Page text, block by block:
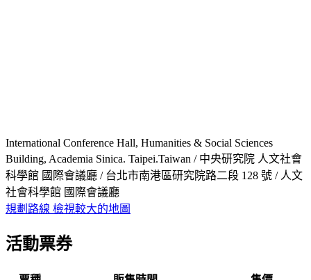
International Conference Hall, Humanities & Social Sciences
Building, Academia Sinica. Taipei.Taiwan / 中央研究院 人文社會
科學館 國際會議廳 / 台北市南港區研究院路二段 128 號 / 人文
社會科學館 國際會議廳
規劃路線 檢視較大的地圖
活動票券